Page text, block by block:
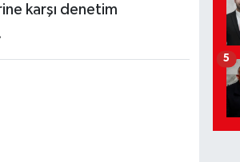
karşı denetim
5